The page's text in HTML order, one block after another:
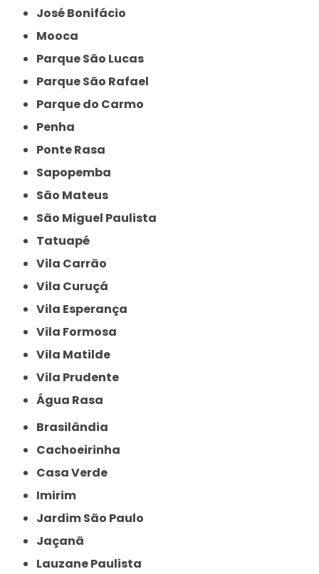
José Bonifácio
Mooca
Parque São Lucas
Parque São Rafael
Parque do Carmo
Penha
Ponte Rasa
Sapopemba
São Mateus
São Miguel Paulista
Tatuapé
Vila Carrão
Vila Curuçá
Vila Esperança
Vila Formosa
Vila Matilde
Vila Prudente
Água Rasa
Brasilândia
Cachoeirinha
Casa Verde
Imirim
Jardim São Paulo
Jaçanã
Lauzane Paulista